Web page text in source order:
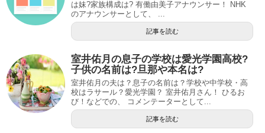
は妹?家族構成は? 有働由美子アナウンサー！ NHK
のアナウンサーとして、 ...
記事を読む
室井佑月の息子の学校は愛光学園高校?
子供の名前は?旦那や本名は?
室井佑月の夫は？息子の名前は？学校や中学校・高
校はラサール？愛光学園？ 室井佑月さん！ ひるお
び！などでの、 コメンテーターとして...
記事を読む